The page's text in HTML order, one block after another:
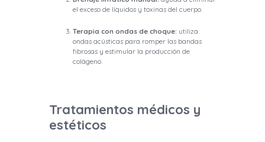
el exceso de líquidos y toxinas del cuerpo.
Terapia con ondas de choque: utiliza
ondas acústicas para romper las bandas
fibrosas y estimular la producción de
colágeno.
Tratamientos médicos y
estéticos